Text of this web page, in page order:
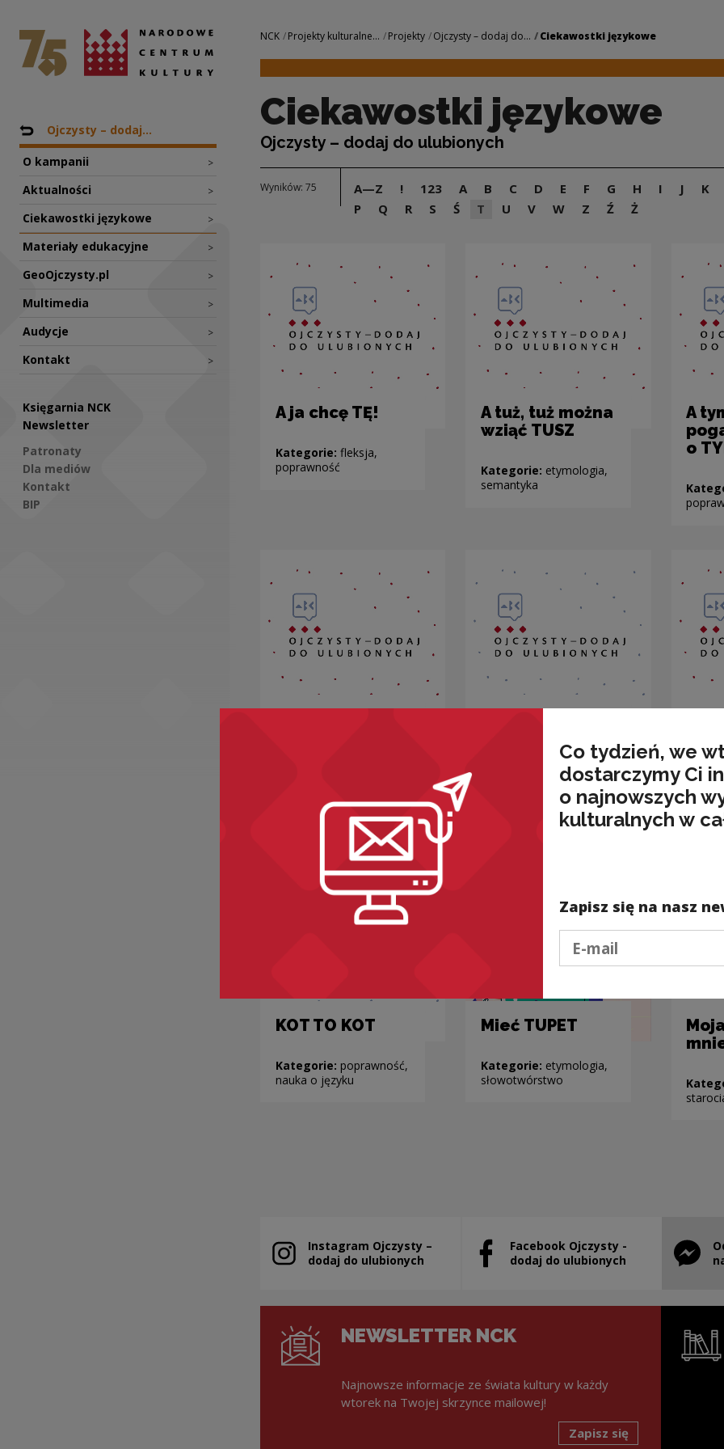
Ciekawostki językowe | Narodowe
Narodowe Centrum Kultury
Nawigacja
Powrót do: Projekty
Ojczysty – dodaj...
O kampanii >
Aktualności >
Ciekawostki językowe >
Materiały edukacyjne >
GeoOjczysty.pl >
Multimedia >
Audycje >
Kontakt >
Księgarnia NCK
Newsletter
Patronaty
Dla mediów
Kontakt
BIP
Nawigacja
NCK Projekty kulturalne... Projekty Ojczysty – dodaj do... Ciekawostki językowe
Ciekawostki językowe
Ojczysty – dodaj do ulubionych
Wyników: 75 A—Z ! 123 A B C D E F G H I J K
P
Q R S Ś T U V W Z Ź Ż
A ja chcę TĘ!
Kategorie: fleksja,
poprawność
A tuż, tuż można
wziąć TUSZ
Kategorie: etymologia,
semantyka
A
o
semantyka,
z
KOT TO KOT
Kategorie: poprawność,
nauka o języku
Mieć TUPET
Kategorie: etymologia,
słowotwórstwo
Instagram Ojczysty –
dodaj do ulubionych
Uwaga, link zostanie otwarty w nowym oknie
Facebook Ojczysty -
dodaj do ulubionych
Uwaga, link zostanie otwarty w nowym
Uwaga,
NEWSLETTER NCK
Najnowsze informacje ze świata kultury w każdy
wtorek na Twojej skrzynce mailowej!
Zapisz się
Co tydzień, we
dostarczymy Ci
o najnowszych
kulturalnych w
Zapisz się na nasz